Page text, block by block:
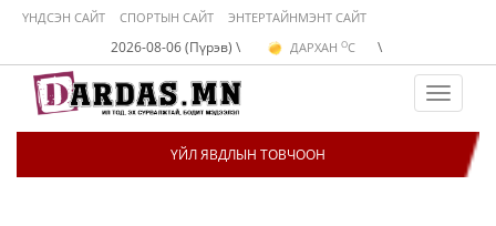
ҮНДСЭН САЙТ СПОРТЫН САЙТ ЭНТЕРТАЙНМЭНТ САЙТ
2026-08-06 (Пүрэв) \ ДАРХАН OC
ЭРДЭНЭТ C
\
Toggle
ҮЙЛ ЯВДЛЫН ТОВЧООН